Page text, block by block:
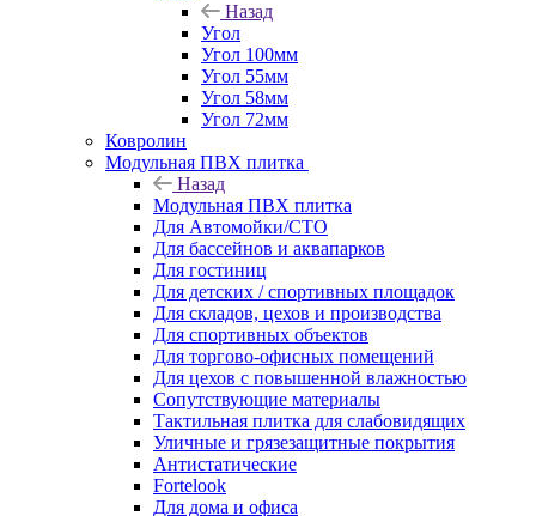
Назад
Угол
Угол 100мм
Угол 55мм
Угол 58мм
Угол 72мм
Ковролин
Модульная ПВХ плитка
Назад
Модульная ПВХ плитка
Для Автомойки/СТО
Для бассейнов и аквапарков
Для гостиниц
Для детских / спортивных площадок
Для складов, цехов и производства
Для спортивных объектов
Для торгово-офисных помещений
Для цехов с повышенной влажностью
Сопутствующие материалы
Тактильная плитка для слабовидящих
Уличные и грязезащитные покрытия
Антистатические
Fortelook
Для дома и офиса